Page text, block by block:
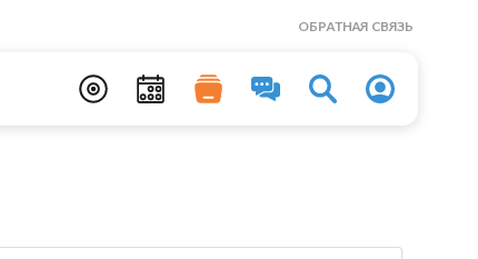
ОБРАТНАЯ СВЯЗЬ